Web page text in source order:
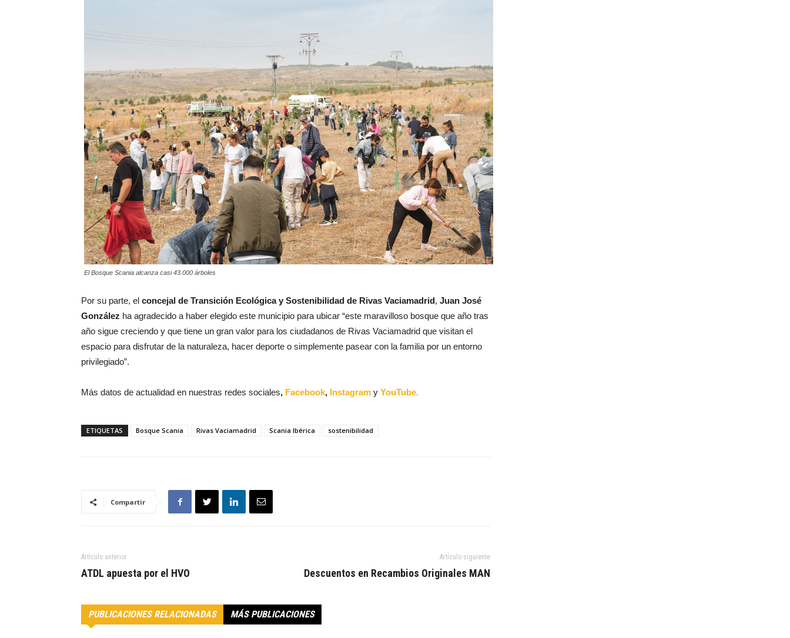
El Bosque Scania alcanza casi 43.000 árboles
Por su parte, el concejal de Transición Ecológica y Sostenibilidad de Rivas Vaciamadrid, Juan José
González ha agradecido a haber elegido este municipio para ubicar “este maravilloso bosque que año tras
año sigue creciendo y que tiene un gran valor para los ciudadanos de Rivas Vaciamadrid que visitan el
espacio para disfrutar de la naturaleza, hacer deporte o simplemente pasear con la familia por un entorno
privilegiado”.
Más datos de actualidad en nuestras redes sociales, Facebook, Instagram y YouTube.
ETIQUETAS Bosque Scania Rivas Vaciamadrid Scania Ibérica sostenibilidad
Compartir
Artículo anterior
ATDL apuesta por el HVO
Artículo siguiente
Descuentos en Recambios Originales MAN
PUBLICACIONES RELACIONADAS MÁS PUBLICACIONES